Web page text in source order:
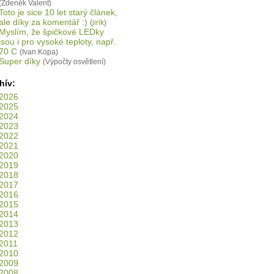
Valent)
je sice 10 let starý článek,
díky za komentář :) (jirik)
že špičkové LEDky
i pro vysoké teploty, např.
C (Ivan Kopa)
díky (Výpočty osvětlení)